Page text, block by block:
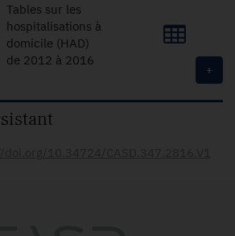
Tables sur les
hospitalisations à
domicile (HAD)
de 2012 à 2016
+